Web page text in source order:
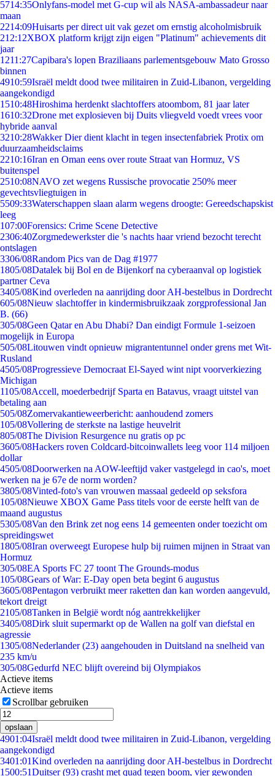
5714:35Onlyfans-model met G-cup wil als NASA-ambassadeur naar
maan
2214:09Huisarts per direct uit vak gezet om ernstig alcoholmisbruik
212:12XBOX platform krijgt zijn eigen "Platinum" achievements dit
jaar
1211:27Capibara's lopen Braziliaans parlementsgebouw Mato Grosso
binnen
4910:59Israël meldt dood twee militairen in Zuid-Libanon, vergelding
aangekondigd
1510:48Hiroshima herdenkt slachtoffers atoombom, 81 jaar later
1610:32Drone met explosieven bij Duits vliegveld voedt vrees voor
hybride aanval
3210:28Wakker Dier dient klacht in tegen insectenfabriek Protix om
duurzaamheidsclaims
2210:16Iran en Oman eens over route Straat van Hormuz, VS
buitenspel
2510:08NAVO zet wegens Russische provocatie 250% meer
gevechtsvliegtuigen in
5509:33Waterschappen slaan alarm wegens droogte: Gereedschapskist
leeg
107:00Forensics: Crime Scene Detective
2306:40Zorgmedewerkster die 's nachts haar vriend bezocht terecht
ontslagen
3306/08Random Pics van de Dag #1977
1805/08Datalek bij Bol en de Bijenkorf na cyberaanval op logistiek
partner Ceva
3405/08Kind overleden na aanrijding door AH-bestelbus in Dordrecht
605/08Nieuw slachtoffer in kindermisbruikzaak zorgprofessional Jan
B. (66)
305/08Geen Qatar en Abu Dhabi? Dan eindigt Formule 1-seizoen
mogelijk in Europa
505/08Litouwen vindt opnieuw migrantentunnel onder grens met Wit-
Rusland
4505/08Progressieve Democraat El-Sayed wint nipt voorverkiezing
Michigan
1105/08Accell, moederbedrijf Sparta en Batavus, vraagt uitstel van
betaling aan
505/08Zomervakantieweerbericht: aanhoudend zomers
105/08Vollering de sterkste na lastige heuvelrit
805/08The Division Resurgence nu gratis op pc
3605/08Hackers roven Coldcard-bitcoinwallets leeg voor 114 miljoen
dollar
4505/08Doorwerken na AOW-leeftijd vaker vastgelegd in cao's, moet
werken na je 67e de norm worden?
3805/08Vinted-foto's van vrouwen massaal gedeeld op seksfora
105/08Nieuwe XBOX Game Pass titels voor de eerste helft van de
maand augustus
5305/08Van den Brink zet nog eens 14 gemeenten onder toezicht om
spreidingswet
1805/08Iran overweegt Europese hulp bij ruimen mijnen in Straat van
Hormuz
305/08EA Sports FC 27 toont The Grounds-modus
105/08Gears of War: E-Day open beta begint 6 augustus
3605/08Pentagon verbruikt meer raketten dan kan worden aangevuld,
tekort dreigt
2105/08Tanken in België wordt nóg aantrekkelijker
3405/08Dirk sluit supermarkt op de Wallen na golf van diefstal en
agressie
1305/08Nederlander (23) aangehouden in Duitsland na snelheid van
235 km/u
305/08Gedurfd NEC blijft overeind bij Olympiakos
Actieve items
Actieve items
Scrollbar gebruiken
opslaan
4901:04Israël meldt dood twee militairen in Zuid-Libanon, vergelding
aangekondigd
3401:01Kind overleden na aanrijding door AH-bestelbus in Dordrecht
1500:51Duitser (93) crasht met quad tegen boom, vier gewonden